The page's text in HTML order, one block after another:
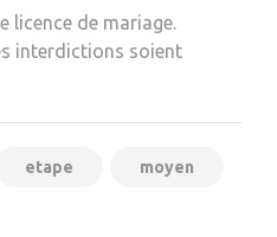
licence de mariage.
interdictions soient
etape moyen